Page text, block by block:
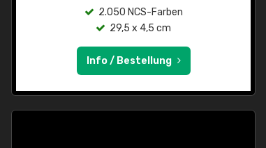
2.050 NCS-Farben
29,5 x 4,5 cm
Info / Bestellung